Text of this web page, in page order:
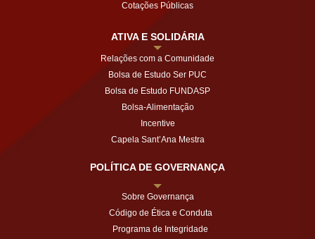
Cotações Públicas
ATIVA E SOLIDÁRIA
Relações com a Comunidade
Bolsa de Estudo Ser PUC
Bolsa de Estudo FUNDASP
Bolsa-Alimentação
Incentive
Capela Sant’Ana Mestra
POLÍTICA DE GOVERNANÇA
Sobre Governança
Código de Ética e Conduta
Programa de Integridade